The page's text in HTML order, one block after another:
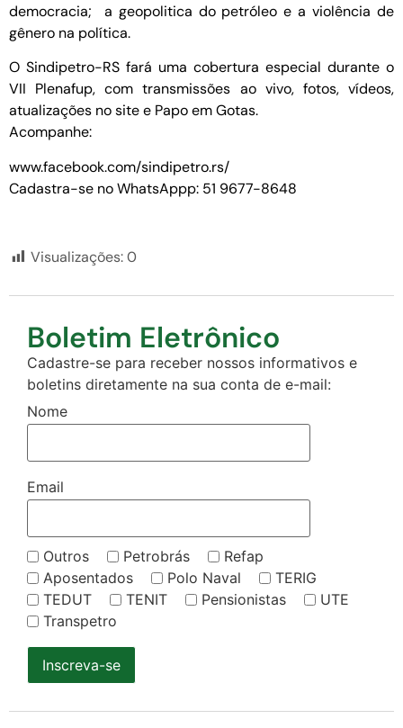
democracia; a geopolitica do petróleo e a violência de
gênero na política.
O Sindipetro-RS fará uma cobertura especial durante o
VII Plenafup, com transmissões ao vivo, fotos, vídeos,
atualizações no site e Papo em Gotas.
Acompanhe:
www.facebook.com/sindipetro.rs/
Cadastra-se no WhatsAppp: 51 9677-8648
Visualizações:0
Boletim Eletrônico
Cadastre-se para receber nossos informativos e
boletins diretamente na sua conta de e-mail:
Nome
Email
Outros Petrobrás
Refap
Aposentados
Polo Naval
TERIG
TEDUT
TENIT Pensionistas
UTE
Transpetro
Inscreva-se